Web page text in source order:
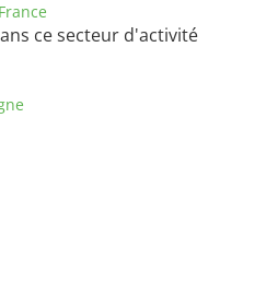
ce secteur d'activité